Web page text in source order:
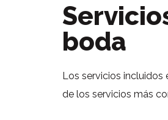
boda
Los servicios
de los servicios más